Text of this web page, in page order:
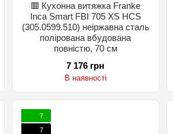
🟥 Кухонна витяжка Franke
Inca Smart FBI 705 XS HCS
(305.0599.510) неіржавна сталь
полірована вбудована
повністю, 70 см
7 176 грн
В наявності
7
7